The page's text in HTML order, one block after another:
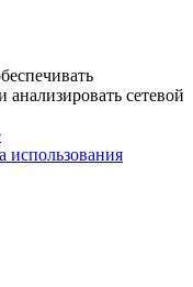
сетевой
использования